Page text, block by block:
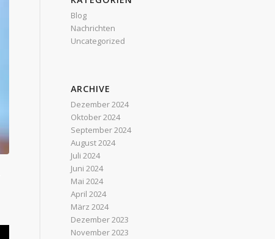
Blog
Nachrichten
Uncategorized
ARCHIVE
Dezember 2024
Oktober 2024
September 2024
August 2024
Juli 2024
Juni 2024
Mai 2024
April 2024
März 2024
Dezember 2023
November 2023